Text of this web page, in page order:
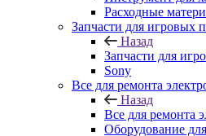
Расходные
Запчасти для игровых
Назад
Запчасти для
Sony
Все для ремонта
Назад
Все для ремонта
Оборудование